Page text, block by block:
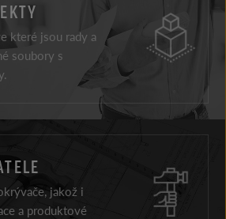
které jsou rady a
soubory s
jakož i
a produktové